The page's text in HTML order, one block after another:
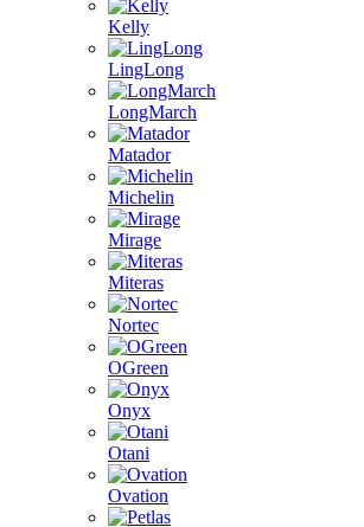
Kelly
LingLong
LongMarch
Matador
Michelin
Mirage
Miteras
Nortec
OGreen
Onyx
Otani
Ovation